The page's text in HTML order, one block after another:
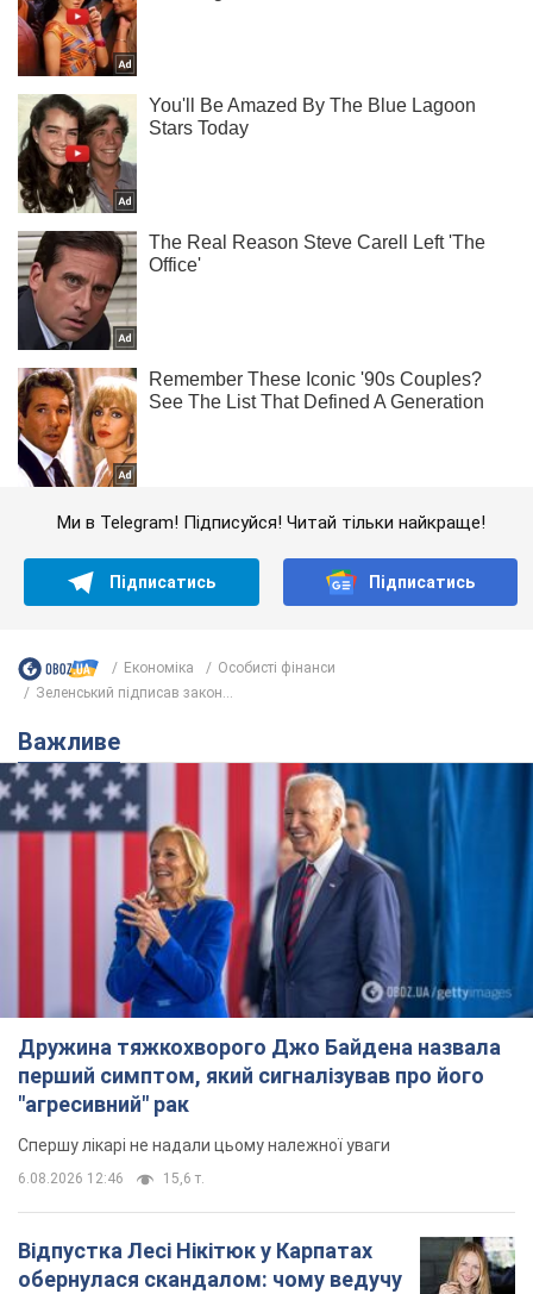
Ми в Telegram! Підписуйся! Читай тільки найкраще!
Підписатись Підписатись
Економіка
Особисті фінанси
Зеленський підписав закон...
Важливе
Дружина тяжкохворого Джо Байдена назвала
перший симптом, який сигналізував про його
"агресивний" рак
Спершу лікарі не надали цьому належної уваги
6.08.2026 12:46 15,6 т.
Відпустка Лесі Нікітюк у Карпатах
обернулася скандалом: чому ведучу